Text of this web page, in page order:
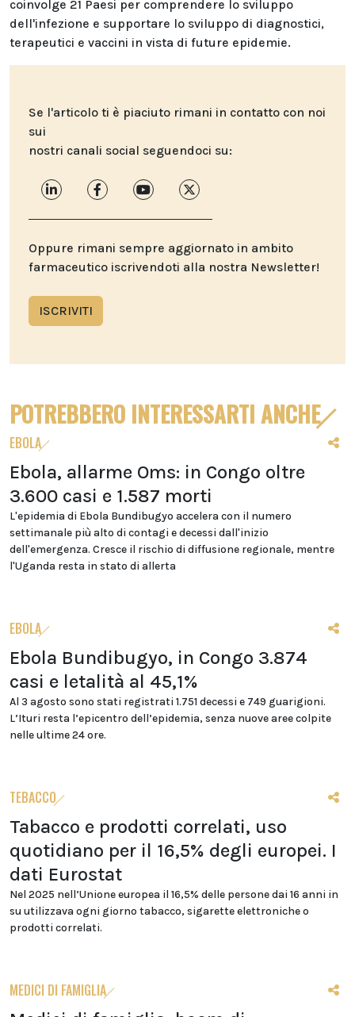
coinvolge 21 Paesi per comprendere lo sviluppo
dell'infezione e supportare lo sviluppo di diagnostici,
terapeutici e vaccini in vista di future epidemie.
Se l'articolo ti è piaciuto rimani in contatto con noi
sui
nostri canali social seguendoci su:
Oppure rimani sempre aggiornato in ambito
farmaceutico iscrivendoti alla nostra Newsletter!
ISCRIVITI
POTREBBERO INTERESSARTI ANCHE
EBOLA
Ebola, allarme Oms: in Congo oltre
3.600 casi e 1.587 morti
L'epidemia di Ebola Bundibugyo accelera con il numero
settimanale più alto di contagi e decessi dall'inizio
dell'emergenza. Cresce il rischio di diffusione regionale, mentre
l'Uganda resta in stato di allerta
EBOLA
Ebola Bundibugyo, in Congo 3.874
casi e letalità al 45,1%
Al 3 agosto sono stati registrati 1.751 decessi e 749 guarigioni.
L’Ituri resta l’epicentro dell’epidemia, senza nuove aree colpite
nelle ultime 24 ore.
TEBACCO
Tabacco e prodotti correlati, uso
quotidiano per il 16,5% degli europei. I
dati Eurostat
Nel 2025 nell’Unione europea il 16,5% delle persone dai 16 anni in
su utilizzava ogni giorno tabacco, sigarette elettroniche o
prodotti correlati.
MEDICI DI FAMIGLIA